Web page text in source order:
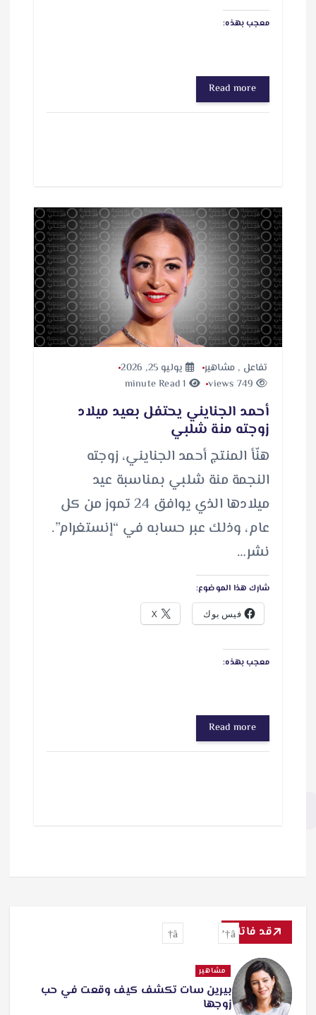
معجب بهذه:
Read more
تفاعل , مشاهير
يوليو 25, 2026
749 views
أحمد الجنايني يحتفل بعيد ميلاد
زوجته منة شلبي
هنّأ المنتج أحمد الجنايني، زوجته
النجمة منة شلبي بمناسبة عيد
ميلادها الذي يوافق 24 تموز من كل
عام، وذلك عبر حسابه في “إنستغرام”.
نشر…
شارك هذا الموضوع:
فيس بوك X
معجب بهذه:
Read more
قد فاتك
تفاعل
أحمد الجنايني يحتفل بعيد ميلاد زوجته
منة شلبي